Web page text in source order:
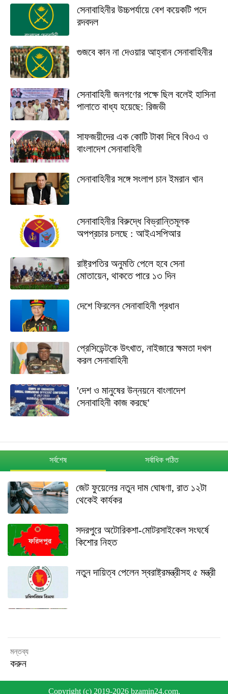
সেনাবাহিনীর উচ্চপর্যায়ে বেশ কয়েকটি পদে
রদবদল
গুজবে কান না দেওয়ার আহ্বান সেনাবাহিনীর
সেনাবাহিনী জনগণের পক্ষে ছিল বলেই হাসিনা
পালাতে বাধ্য হয়েছে: রিজভী
সাফজয়ীদের এক কোটি টাকা দিবে বিওএ ও
বাংলাদেশ সেনাবাহিনী
সেনাবাহিনীর সঙ্গে সংলাপ চান ইমরান খান
সেনাবাহিনীর বিরুদ্ধে বিভ্রান্তিমূলক
অপপ্রচার চলছে : আইএসপিআর
রাষ্ট্রপতির অনুমতি পেলে হবে সেনা
মোতায়েন, থাকতে পারে ১৩ দিন
দেশে ফিরলেন সেনাবাহিনী প্রধান
প্রেসিডেন্টকে উৎখাত, নাইজারে ক্ষমতা দখল
করল সেনাবাহিনী
'দেশ ও মানুষের উন্নয়নে বাংলাদেশ
সেনাবাহিনী কাজ করছে'
সর্বশেষ সর্বাধিক পঠিত
জেট ফুয়েলের নতুন দাম ঘোষণা, রাত ১২টা
থেকেই কার্যকর
সদরপুরে অটোরিকশা-মোটরসাইকেল সংঘর্ষে
কিশোর নিহত
নতুন দায়িত্ব পেলেন স্বরাষ্ট্রমন্ত্রীসহ ৫ মন্ত্রী
মানববন্ধন
মন্তব্য
করুন
Copyright (c) 2019-2026 bzamin24.com.